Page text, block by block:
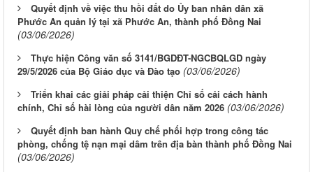
Quyết định về việc thu hồi đất do Ủy ban nhân dân xã
Phước An quản lý tại xã Phước An, thành phố Đồng Nai
(03/06/2026)
Thực hiện Công văn số 3141/BGDĐT-NGCBQLGD ngày
29/5/2026 của Bộ Giáo dục và Đào tạo (03/06/2026)
Triển khai các giải pháp cải thiện Chỉ số cải cách hành
chính, Chỉ số hài lòng của người dân năm 2026 (03/06/2026)
Quyết định ban hành Quy chế phối hợp trong công tác
phòng, chống tệ nạn mại dâm trên địa bàn thành phố Đồng Nai
(03/06/2026)